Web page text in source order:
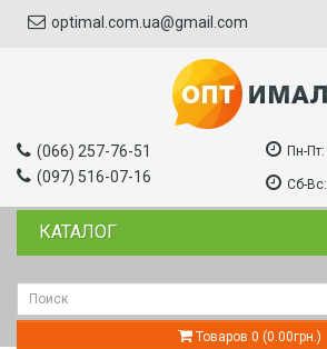
optimal.com.ua@gmail.com
(066) 257-76-51
(097) 516-07-16
Пн-Пт:
Сб-Вс:
КАТАЛОГ
Товаров 0 (0.00грн.)